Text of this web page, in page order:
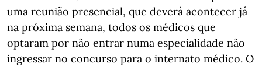
uma reunião presencial, que deverá acontecer já
na próxima semana, todos os médicos que
optaram por não entrar numa especialidade não
ingressar no concurso para o internato médico. O